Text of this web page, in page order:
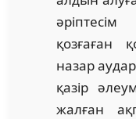
қозғаған
назар
қазір
жалған